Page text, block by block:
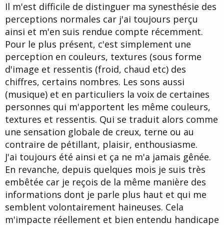
Il m'est difficile de distinguer ma synesthésie des
perceptions normales car j'ai toujours perçu
ainsi et m'en suis rendue compte récemment.
Pour le plus présent, c'est simplement une
perception en couleurs, textures (sous forme
d'image et ressentis (froid, chaud etc) des
chiffres, certains nombres. Les sons aussi
(musique) et en particuliers la voix de certaines
personnes qui m'apportent les même couleurs,
textures et ressentis. Qui se traduit alors comme
une sensation globale de creux, terne ou au
contraire de pétillant, plaisir, enthousiasme.
J'ai toujours été ainsi et ça ne m'a jamais gênée.
En revanche, depuis quelques mois je suis très
embêtée car je reçois de la même manière des
informations dont je parle plus haut et qui me
semblent volontairement haineuses. Cela
m'impacte réellement et bien entendu handicape